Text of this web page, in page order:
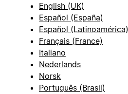
English (UK)
Español (España)
Español (Latinoamérica)
Français (France)
Italiano
Nederlands
Norsk
Português (Brasil)